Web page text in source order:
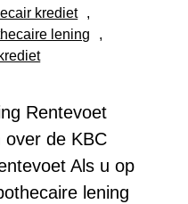
krediet
lening
Rentevoet
over de KBC
Als u op
lening